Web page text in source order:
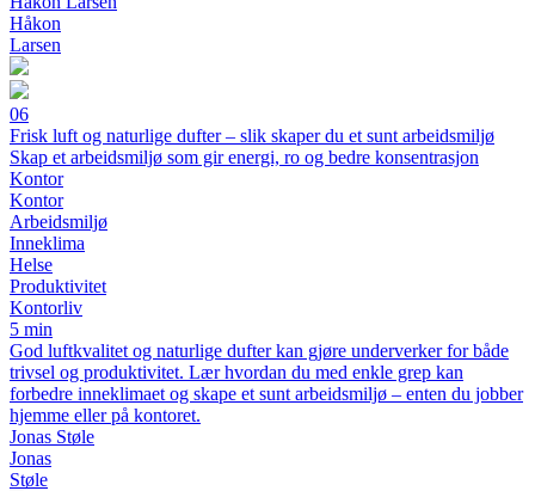
Håkon
Larsen
06
Frisk luft og naturlige dufter – slik skaper du et sunt arbeidsmiljø
Skap et arbeidsmiljø som gir energi, ro og bedre konsentrasjon
Kontor
Kontor
Arbeidsmiljø
Inneklima
Helse
Produktivitet
Kontorliv
5 min
God luftkvalitet og naturlige dufter kan gjøre underverker for både
trivsel og produktivitet. Lær hvordan du med enkle grep kan
forbedre inneklimaet og skape et sunt arbeidsmiljø – enten du jobber
hjemme eller på kontoret.
Jonas Støle
Jonas
Støle